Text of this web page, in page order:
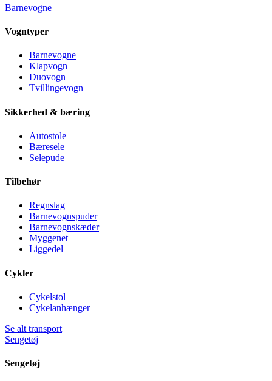
Barnevogne
Vogntyper
Barnevogne
Klapvogn
Duovogn
Tvillingevogn
Sikkerhed & bæring
Autostole
Bæresele
Selepude
Tilbehør
Regnslag
Barnevognspuder
Barnevognskæder
Myggenet
Liggedel
Cykler
Cykelstol
Cykelanhænger
Se alt transport
Sengetøj
Sengetøj